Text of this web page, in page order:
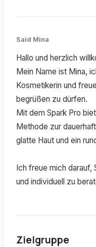
Said Mina
Hallo und herzlich
Mein Name ist Mina,
Kosmetikerin und
begrüßen zu dürfen.
Mit dem Spark Pro
Methode zur
glatte Haut und ein
Ich freue mich darauf,
und individuell zu
Zielgruppe